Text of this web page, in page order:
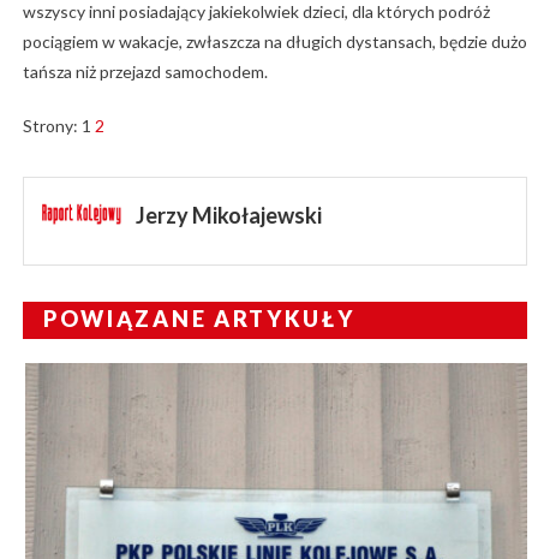
wszyscy inni posiadający jakiekolwiek dzieci, dla których podróż
pociągiem w wakacje, zwłaszcza na długich dystansach, będzie dużo
tańsza niż przejazd samochodem.
Strony: 1 2
Jerzy Mikołajewski
POWIĄZANE ARTYKUŁY